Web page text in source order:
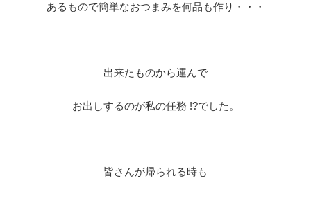
あるもので簡単なおつまみを何品も作り・・・
出来たものから運んで
お出しするのが私の任務 !?でした。
皆さんが帰られる時も